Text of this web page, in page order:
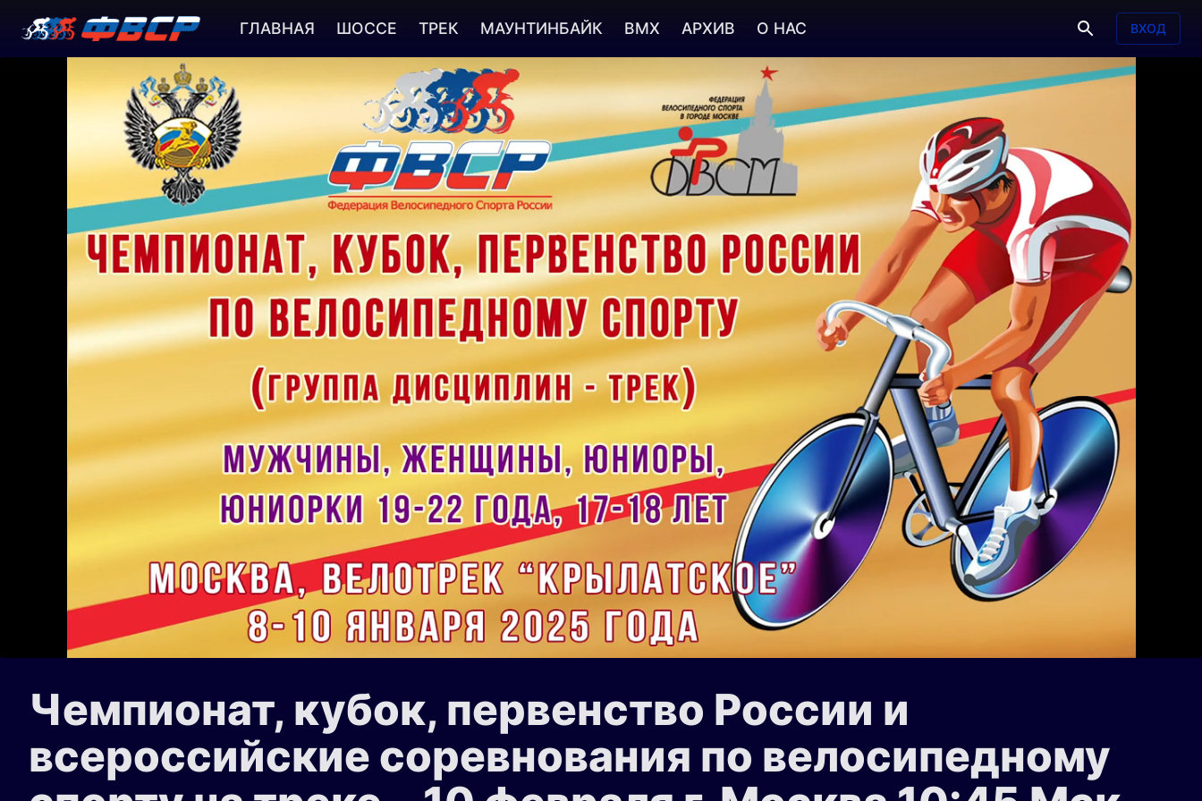
Чемпионат, кубок, первенство России и
всероссийские соревнования по велосипедному
ГЛАВНАЯ ШОССЕ ТРЕК МАУНТИНБАЙК BMX АРХИВ О НАС ВХОД